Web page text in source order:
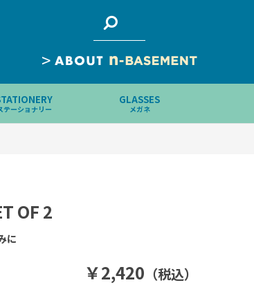
>
テーショナリー
GLASSES
メガネ
に
OF 2
￥2,420 （税込）